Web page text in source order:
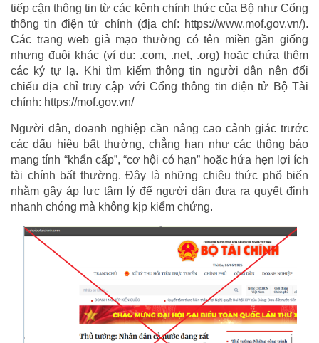
tiếp cận thông tin từ các kênh chính thức của Bộ như Cổng
thông tin điện tử chính (địa chỉ: https://www.mof.gov.vn/).
Các trang web giả mạo thường có tên miền gần giống
nhưng đuôi khác (ví dụ: .com, .net, .org) hoặc chứa thêm
các ký tự lạ. Khi tìm kiếm thông tin người dân nên đối
chiếu địa chỉ truy cập với Cổng thông tin điện tử Bộ Tài
chính: https://mof.gov.vn/
Người dân, doanh nghiệp cần nâng cao cảnh giác trước
các dấu hiệu bất thường, chẳng hạn như các thông báo
mang tính “khẩn cấp”, “cơ hội có hạn” hoặc hứa hẹn lợi ích
tài chính bất thường. Đây là những chiêu thức phổ biến
nhằm gây áp lực tâm lý để người dân đưa ra quyết định
nhanh chóng mà không kịp kiểm chứng.